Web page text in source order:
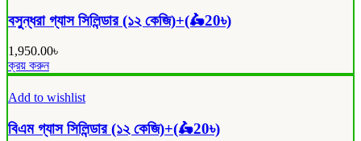
বসুন্ধরা গ্যাস সিলিন্ডার (১২ কেজি)+(🛵20৳)
1,950.00৳
ক্রয় করুন
Add to wishlist
বিএম গ্যাস সিলিন্ডার (১২ কেজি)+(🛵20৳)